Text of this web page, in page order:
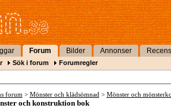
Forum Bilder Annonser
Sök i forum Forumregler
forum > Mönster och klädsömnad > Mönster och
och konstruktion bok